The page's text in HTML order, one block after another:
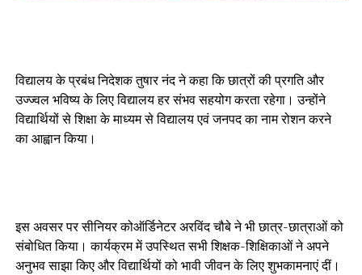
विद्यालय के प्रबंध निदेशक तुषार नंद ने कहा कि छात्रों की प्रगति और
उज्ज्वल भविष्य के लिए विद्यालय हर संभव सहयोग करता रहेगा। उन्होंने
विद्यार्थियों से शिक्षा के माध्यम से विद्यालय एवं जनपद का नाम रोशन करने
का आह्वान किया।
इस अवसर पर सीनियर कोऑर्डिनेटर अरविंद चौबे ने भी छात्र-छात्राओं को
संबोधित किया। कार्यक्रम में उपस्थित सभी शिक्षक-शिक्षिकाओं ने अपने
अनुभव साझा किए और विद्यार्थियों को भावी जीवन के लिए शुभकामनाएं दीं।